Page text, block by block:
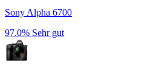
Sony Alpha 6700
97.0% Sehr gut